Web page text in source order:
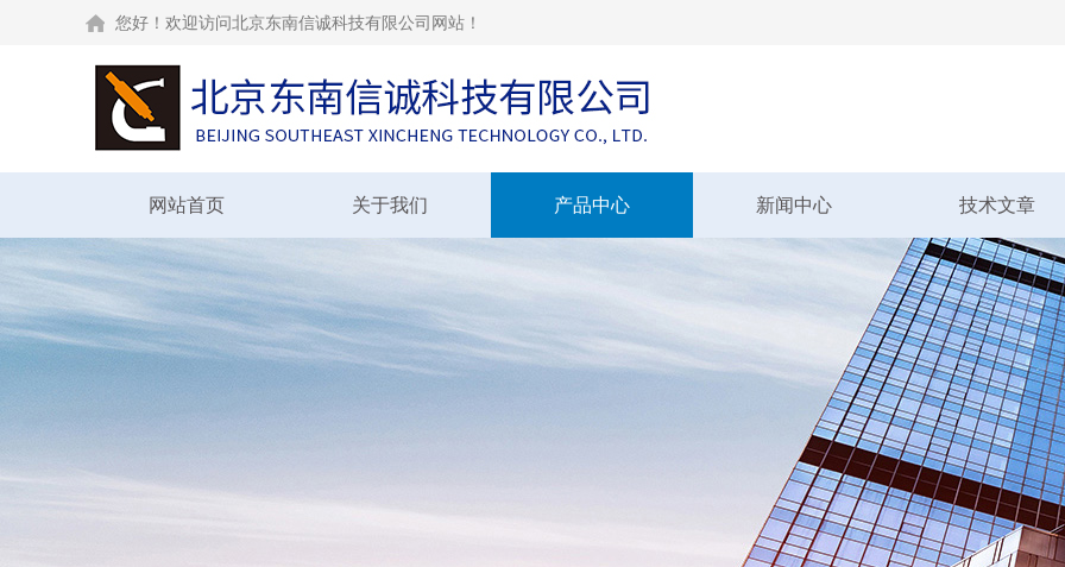
您好！欢迎访问北京东南信诚科技有限公司网站！
网站首页 关于我们 产品中心 新闻中心 技术文章